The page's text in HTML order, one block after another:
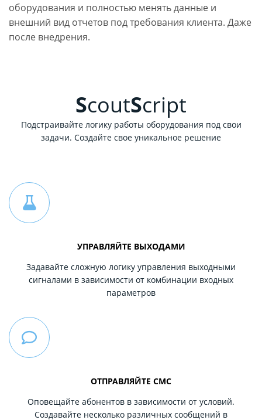
оборудования и полностью менять данные и
внешний вид отчетов под требования клиента. Даже
после внедрения.
ScoutScript
Подстраивайте логику работы оборудования под свои
задачи. Создайте свое уникальное решение
УПРАВЛЯЙТЕ ВЫХОДАМИ
Задавайте сложную логику управления выходными
сигналами в зависимости от комбинации входных
параметров
ОТПРАВЛЯЙТЕ СМС
Оповещайте абонентов в зависимости от условий.
Создавайте несколько различных сообщений в